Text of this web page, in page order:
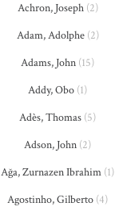
Achron, Joseph(2)
Adam, Adolphe(2)
Adams, John (15)
Addy, Obo (1)
Adès, Thomas (5)
Adson, John (2)
Ağa, Zurnazen Ibrahim (1)
Agostinho, Gilberto (4)